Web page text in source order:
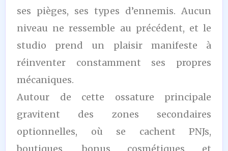
ses pièges, ses types d’ennemis. Aucun
niveau ne ressemble au précédent, et le
studio prend un plaisir manifeste à
réinventer constamment ses propres
mécaniques.
Autour de cette ossature principale
gravitent des zones secondaires
optionnelles, où se cachent PNJs,